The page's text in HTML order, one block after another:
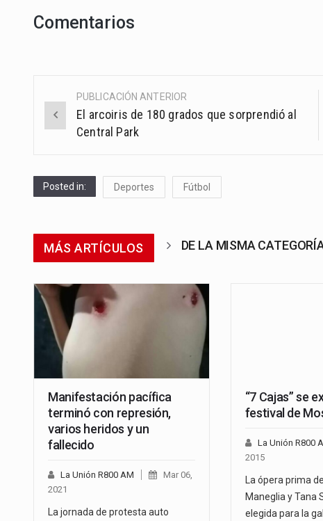
Comentarios
Post
navigation
PUBLICACIÓN ANTERIOR
El arcoiris de 180 grados que sorprendió al
Central Park
Posted in: Deportes Fútbol
MÁS ARTÍCULOS DE LA MISMA
Manifestación pacífica
terminó con represión,
varios heridos y un
fallecido
La Unión R800 AM
Mar 06,
2021
La jornada de protesta auto
“7 Cajas” se
festival de
La Unión R800
2015
La ópera prima
Maneglia y Tana
elegida para la